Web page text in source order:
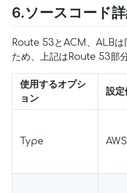
6.ソースコード
Route 53とACM、ALBは
ため、上記はRoute 53部
使用するオプシ
ョン
設定
Type